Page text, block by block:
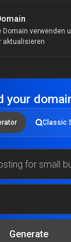
Domain verwenden
aktualisieren
your
Classic
Generate